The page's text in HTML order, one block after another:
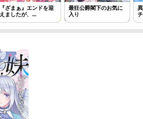
『ざまぁ』エンドを迎
えましたが、...
最狂公爵閣下のお気に
入り